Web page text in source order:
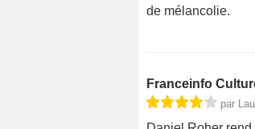
de mélancolie.
Franceinfo
par